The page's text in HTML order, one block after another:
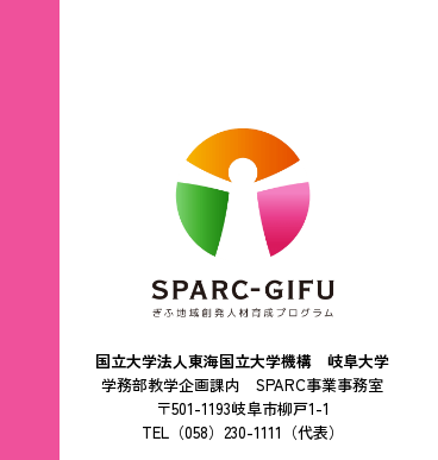
国立大学法人東海国立大学機構 岐阜大学
学務部教学企画課内 SPARC事業事務室
〒501-1193岐阜市柳戸1-1
TEL（058）230-1111（代表）